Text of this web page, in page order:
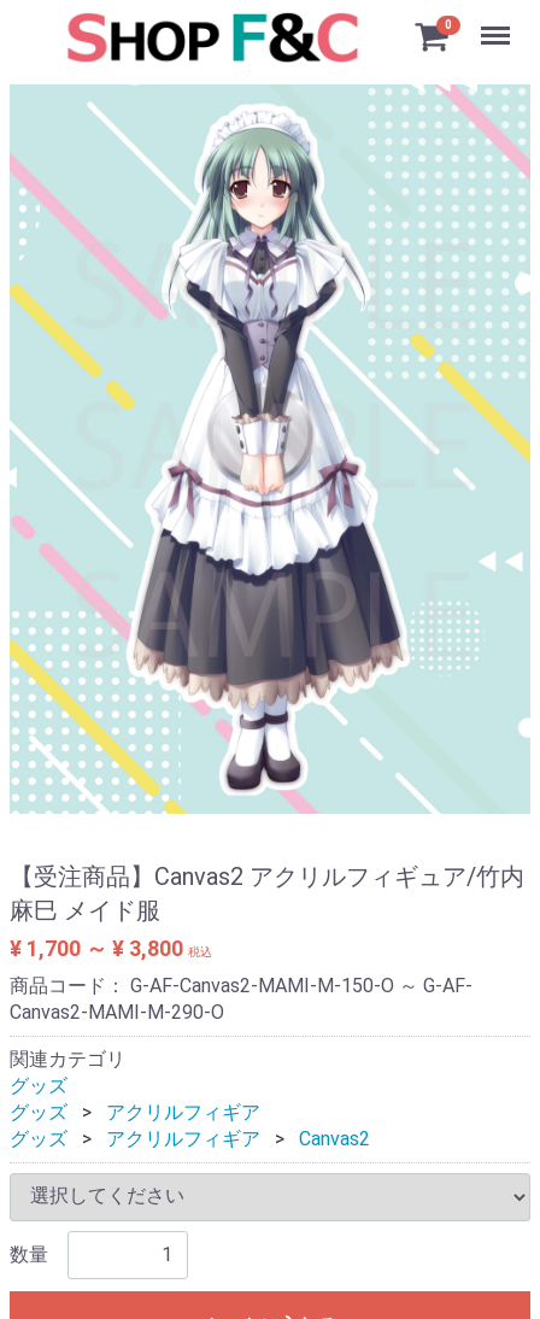
0 Menu
【受注商品】Canvas2 アクリルフィギュア/竹内
麻巳 メイド服
¥ 1,700 ～ ¥ 3,800 税込
商品コード： G-AF-Canvas2-MAMI-M-150-O ～ G-AF-
Canvas2-MAMI-M-290-O
関連カテゴリ
グッズ
グッズ
アクリルフィギア
グッズ
アクリルフィギア Canvas2
数量